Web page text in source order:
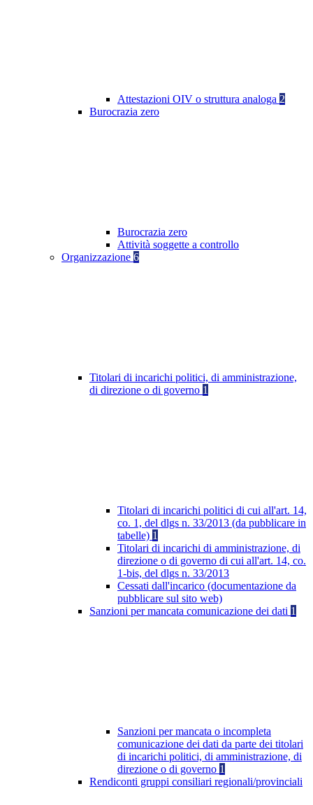
Attestazioni OIV o struttura analoga 2
Burocrazia zero
Burocrazia zero
Attività soggette a controllo
Organizzazione 6
Titolari di incarichi politici, di amministrazione,
di direzione o di governo 1
Titolari di incarichi politici di cui all'art. 14,
co. 1, del dlgs n. 33/2013 (da pubblicare in
tabelle) 1
Titolari di incarichi di amministrazione, di
direzione o di governo di cui all'art. 14, co.
1-bis, del dlgs n. 33/2013
Cessati dall'incarico (documentazione da
pubblicare sul sito web)
Sanzioni per mancata comunicazione dei dati 1
Sanzioni per mancata o incompleta
comunicazione dei dati da parte dei titolari
di incarichi politici, di amministrazione, di
direzione o di governo 1
Rendiconti gruppi consiliari regionali/provinciali